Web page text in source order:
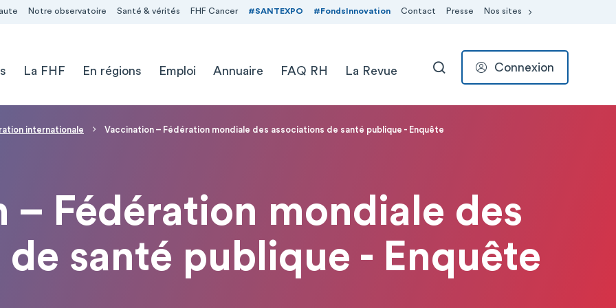
Notre observatoire Santé & vérités FHF Cancer #SANTEXPO #FondsInnovation Contact Presse Nos sites
La FHF En régions Emploi Annuaire FAQ RH La Revue RECHERCHER
Connexion
internationale Vaccination – Fédération mondiale des associations de santé publique - Enquête
– Fédération mondiale des
santé publique - Enquête